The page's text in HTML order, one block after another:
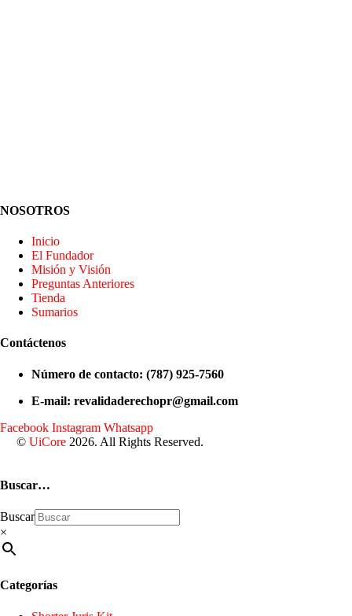
NOSOTROS
Inicio
El Fundador
Misión y Visión
Preguntas Anteriores
Tienda
Sumarios
Contáctenos
Número de contacto: (787) 925-7560
E-mail: revalidaderechopr@gmail.com
Facebook Instagram Whatsapp
©UiCore 2026. All Rights Reserved.
Buscar…
Buscar
×
Categorías